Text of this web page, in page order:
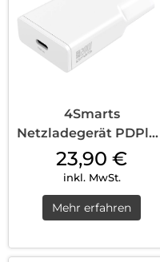
4Smarts
Netzladegerät PDPlug
Slim 20W GaN 1C Weiß
23,90 €
inkl. MwSt.
Mehr erfahren